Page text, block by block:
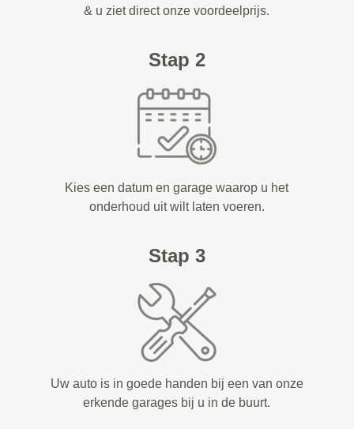
& u ziet direct onze voordeelprijs.
Stap 2
Kies een datum en garage waarop u het
onderhoud uit wilt laten voeren.
Stap 3
Uw auto is in goede handen bij een van onze
erkende garages bij u in de buurt.